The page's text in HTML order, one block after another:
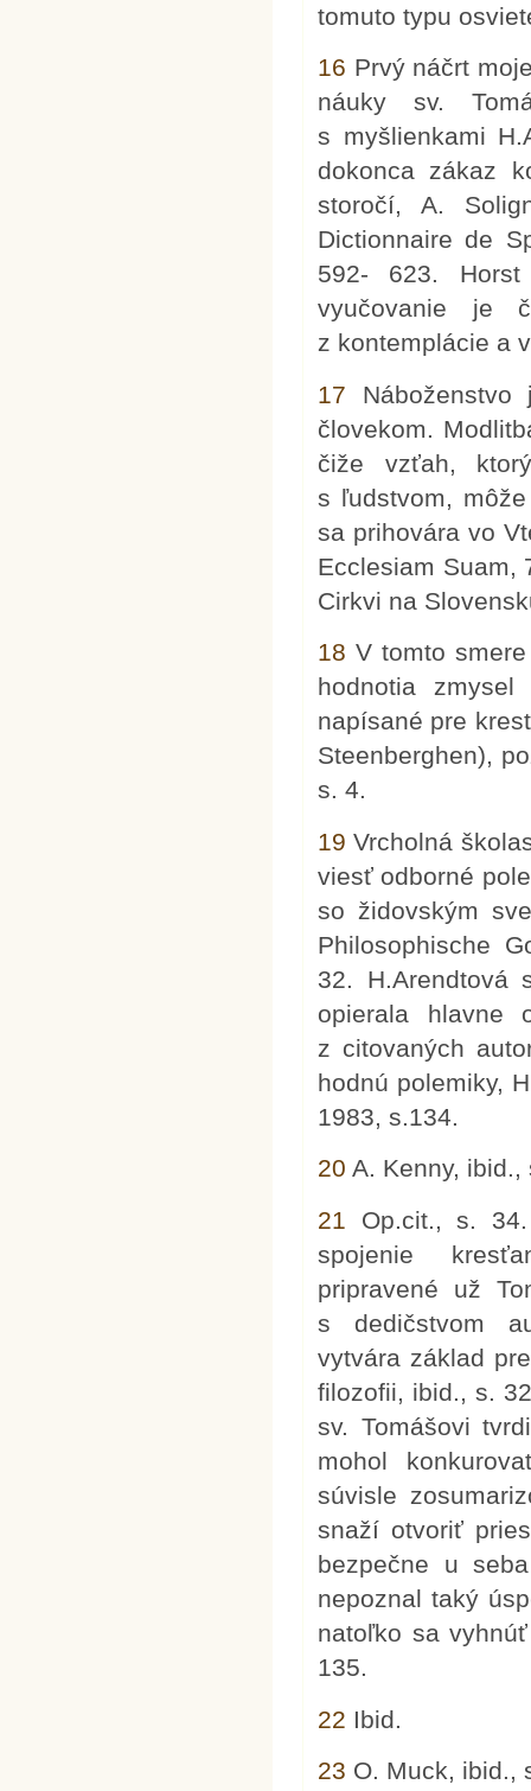
tomuto typu
16 Prvý náčrt
náuky sv.
s myšlienkami
dokonca zákaz
storočí, A.
Dictionnaire de
592- 623.
vyučovanie je
z kontemplácie a
17
človekom.
čiže vzťah,
s ľudstvom,
sa prihovára vo
Ecclesiam Suam,
Cirkvi na
18 V tomto
hodnotia
napísané pre
Steenberghen),
s. 4.
19 Vrcholná
viesť odborné
so židovským
Philosophische
32. H.Arendtová
opierala hlavne
z citovaných
hodnú polemiky,
1983, s.134.
20 A. Kenny, ibid.,
21 Op.cit., s.
spojenie
pripravené už
s dedičstvom
vytvára základ
filozofii, ibid., s.
sv. Tomášovi
mohol
súvisle
snaží otvoriť
bezpečne u
nepoznal taký
natoľko sa
135.
22 Ibid.
23 O. Muck, ibid.,